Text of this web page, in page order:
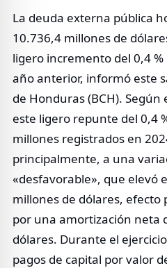
La deuda externa pública
10.736,4 millones de
ligero incremento del 0,4
año anterior, informó este
de Honduras (BCH). Según
este ligero repunte del 0,4
millones registrados en
principalmente, a una
«desfavorable», que elevó
millones de dólares,
por una amortización neta
dólares. Durante el
pagos de capital por valor